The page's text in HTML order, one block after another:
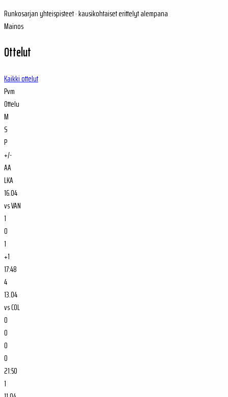
Runkosarjan yhteispisteet · kausikohtaiset erittelyt alempana
Mainos
Ottelut
Kaikki ottelut
Pvm
Ottelu
M
S
P
+/-
AA
LKA
16.04
vsVAN
1
0
1
+1
17:48
4
13.04
vsCOL
0
0
0
0
21:50
1